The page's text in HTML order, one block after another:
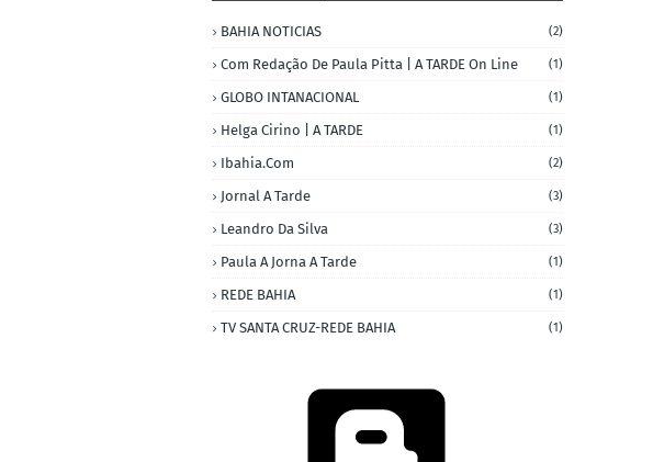
BAHIA NOTICIAS (2)
Com Redação De Paula Pitta | A TARDE On Line (1)
GLOBO INTANACIONAL (1)
Helga Cirino | A TARDE (1)
Ibahia.com (2)
Jornal A Tarde (3)
Leandro Da Silva (3)
Paula A Jorna A Tarde (1)
REDE BAHIA (1)
TV SANTA CRUZ-REDE BAHIA (1)